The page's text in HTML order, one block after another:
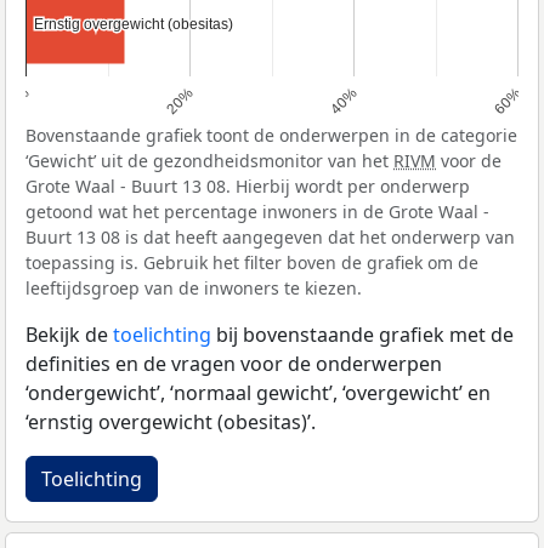
0% 20% 40% 60%
Ernstig overgewicht (obesitas)
Ernstig overgewicht (obesitas)
Bovenstaande grafiek toont de onderwerpen in de categorie
‘Gewicht’ uit de gezondheidsmonitor van het RIVM voor de
Grote Waal - Buurt 13 08. Hierbij wordt per onderwerp
getoond wat het percentage inwoners in de Grote Waal -
Buurt 13 08 is dat heeft aangegeven dat het onderwerp van
toepassing is. Gebruik het filter boven de grafiek om de
leeftijdsgroep van de inwoners te kiezen.
Bekijk detoelichting bij bovenstaande grafiek met de
definities en de vragen voor de onderwerpen
‘ondergewicht’, ‘normaal gewicht’, ‘overgewicht’ en
‘ernstig overgewicht (obesitas)’.
Toelichting